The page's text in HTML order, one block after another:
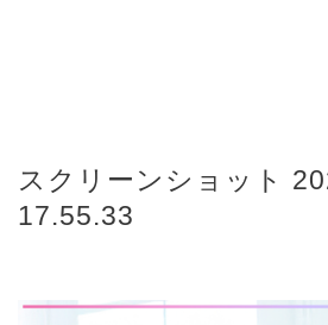
スクリーンショット
17.55.33